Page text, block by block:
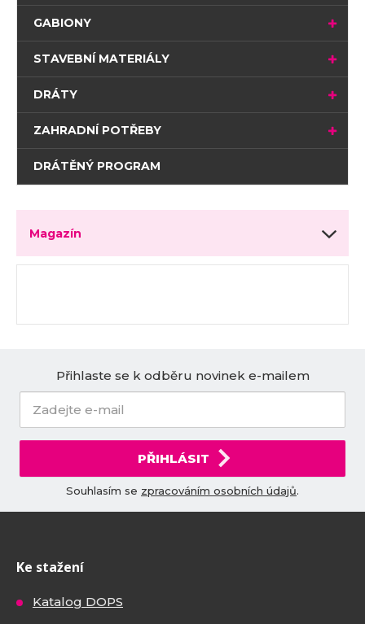
GABIONY
STAVEBNÍ MATERIÁLY
DRÁTY
ZAHRADNÍ POTŘEBY
DRÁTĚNÝ PROGRAM
Magazín
Přihlaste se k odběru novinek e-mailem
PŘIHLÁSIT
Souhlasím se zpracováním osobních údajů.
Ke stažení
Katalog DOPS